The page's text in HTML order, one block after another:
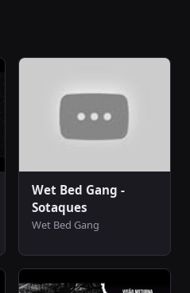
Wet Bed Gang -
Sotaques
Wet Bed Gang